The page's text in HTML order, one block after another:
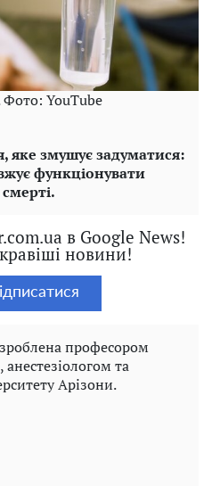
Фото: YouTube
яке змушує задуматися:
функціонувати
смерті.
в Google News!
новини!
професором
та
Арізони.